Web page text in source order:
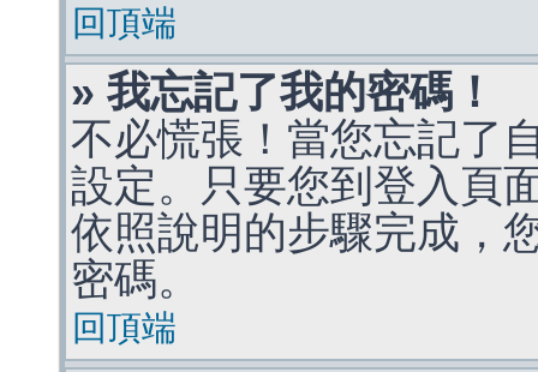
回頂端
» 我忘記了我的密碼！
不必慌張！當您忘記了
設定。只要您到登入頁
依照說明的步驟完成，
密碼。
回頂端